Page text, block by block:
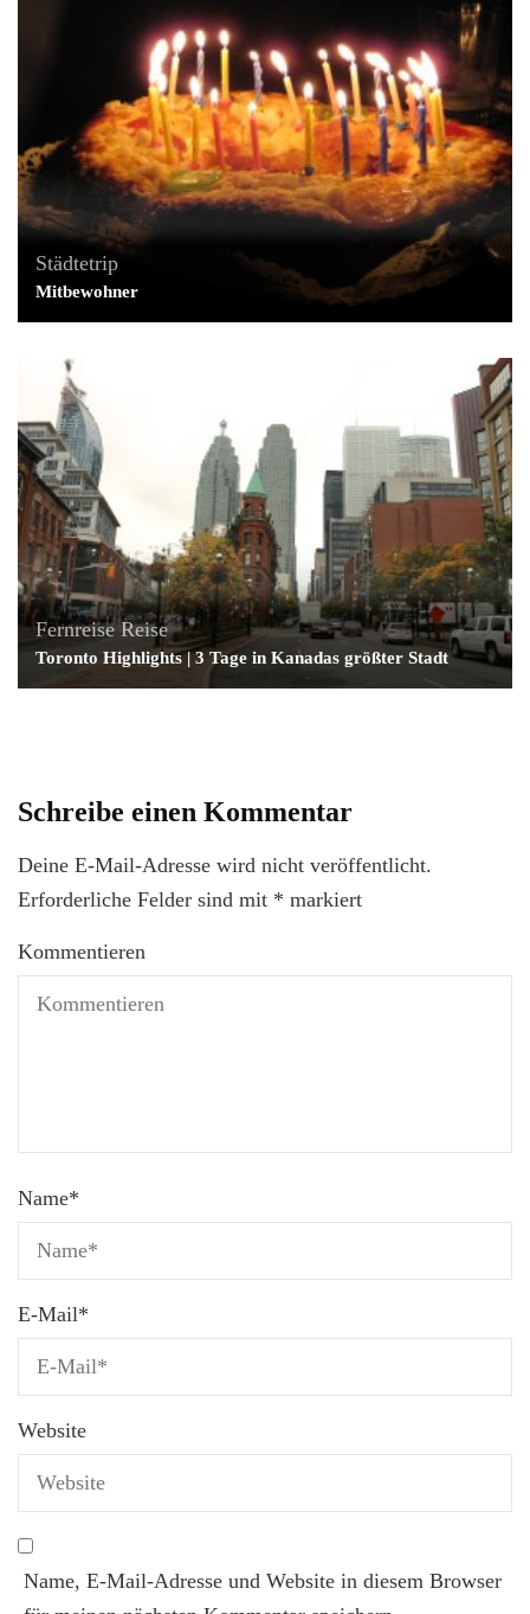
Städtetrip
Mitbewohner
Fernreise Reise
Toronto Highlights | 3 Tage in Kanadas größter Stadt
Schreibe einen Kommentar
Deine E-Mail-Adresse wird nicht veröffentlicht.
Erforderliche Felder sind mit * markiert
Kommentieren
Name*
E-Mail*
Website
Name, E-Mail-Adresse und Website in diesem Browser